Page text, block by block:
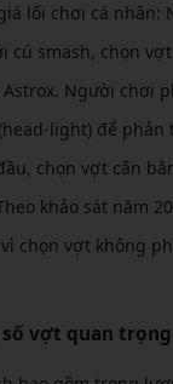
lối chơi cá nhân:
cú smash, chọn
Astrox. Người chơi
light) để phản
chọn vợt cân
khảo sát năm
chọn vợt không
vợt quan